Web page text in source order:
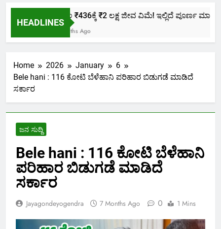
HEADLINES
ಕೇವಲ ₹436ಕ್ಕೆ ₹2 ಲಕ್ಷ ಜೀವ ವಿಮೆ! ಇಲ್ಲಿದೆ ಪೂರ್ಣ ಮಾಹಿತಿ.
2 Months Ago
Home 2026 January
6
Bele hani : 116 ಕೋಟಿ ಬೆಳೆಹಾನಿ ಪರಿಹಾರ ಬಿಡುಗಡೆ ಮಾಡಿದೆ
ಸರ್ಕಾರ
ಜನ ಸುದ್ದಿ
Bele hani : 116 ಕೋಟಿ ಬೆಳೆಹಾನಿ
ಪರಿಹಾರ ಬಿಡುಗಡೆ ಮಾಡಿದೆ
ಸರ್ಕಾರ
Jayagondeyogendra 7 Months Ago 0 1 Mins